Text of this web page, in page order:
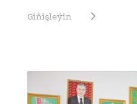
Giňişleýin